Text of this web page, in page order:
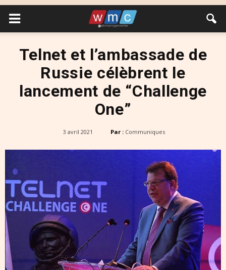
Telnet et l’ambassade de
Russie célèbrent le
lancement de “Challenge
One”
3 avril 2021 Par : Communiques